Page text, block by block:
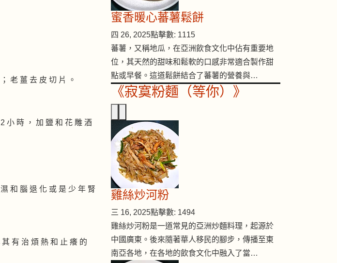
老 薑 去 皮 切 片 。
小 時 ， 加 鹽 和 花 雕 酒
和 腦 退 化 或 是 少 年 腎
有 治 煩 熱 和 止 癢 的
蜜香暖心蕃薯鬆餅
四 26, 2025點擊數: 1115
蕃薯，又稱地瓜，在亞洲飲食文化中佔有重要地
位，其天然的甜味和鬆軟的口感非常適合製作甜
點或早餐。這道鬆餅結合了蕃薯的營養與…
《寂寞粉麵（等你）》
雞絲炒河粉
三 16, 2025點擊數: 1494
雞絲炒河粉是一道常見的亞洲炒麵料理，起源於
中國廣東。後來隨著華人移民的腳步，傳播至東
南亞各地，在各地的飲食文化中融入了當…